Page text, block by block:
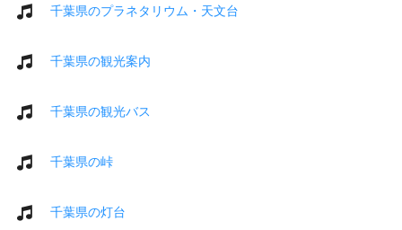
千葉県のプラネタリウム・天文台
千葉県の観光案内
千葉県の観光バス
千葉県の峠
千葉県の灯台